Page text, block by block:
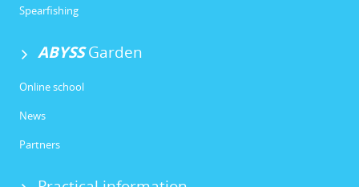
Spearfishing
ABYSSGarden
Online school
News
Partners